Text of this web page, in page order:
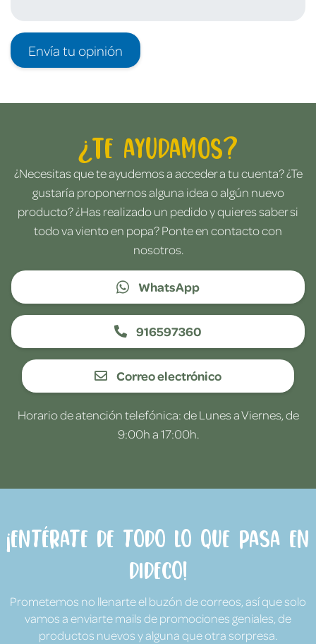
Envía tu opinión
¿Te ayudamos?
¿Necesitas que te ayudemos a acceder a tu cuenta? ¿Te
gustaría proponernos alguna idea o algún nuevo
producto? ¿Has realizado un pedido y quieres saber si
todo va viento en popa? Ponte en contacto con
nosotros.
WhatsApp
916597360
Correo electrónico
Horario de atención telefónica: de Lunes a Viernes, de
9:00h a 17:00h.
¡Entérate de todo lo que pasa en
Dideco!
Prometemos no llenarte el buzón de correos, así que solo
vamos a enviarte mails de promociones geniales, de
productos nuevos y alguna que otra sorpresa.